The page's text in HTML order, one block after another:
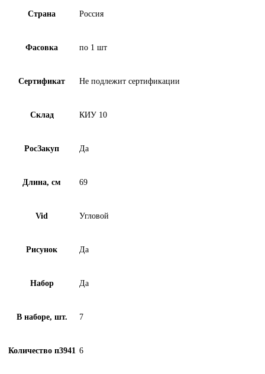
Страна Россия
Фасовка по 1 шт
Сертификат Не подлежит сертификации
Склад КИУ 10
РосЗакуп Да
Длина, см 69
Vid Угловой
Рисунок Да
Набор Да
В наборе, шт. 7
Количество п3941 6